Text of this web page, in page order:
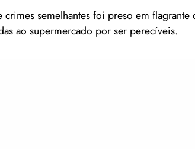
semelhantes foi preso em
ao supermercado por ser perecíveis.